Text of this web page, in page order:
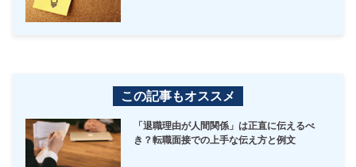
この記事もオススメ
「退職理由が人間関係」は正直に伝えるべ
き？転職面接での上手な伝え方と例文